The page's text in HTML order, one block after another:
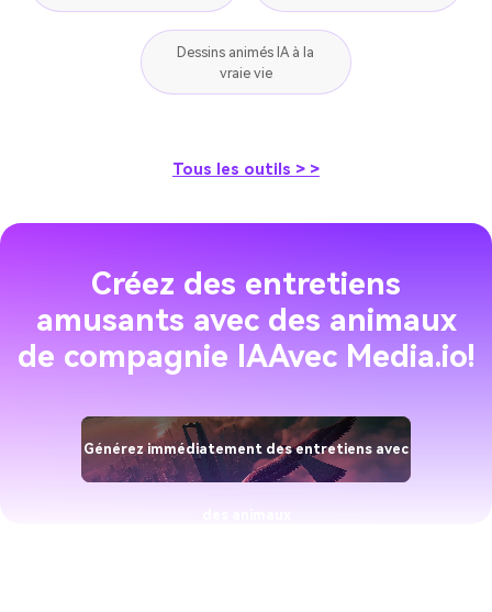
Dessins animés IA à la
vraie vie
Tous les outils > >
Créez des entretiens
amusants avec des animaux
de compagnie IAAvec Media.io!
Générez immédiatement des entretiens avec